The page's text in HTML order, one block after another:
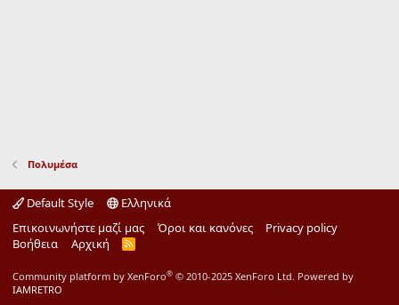
Πολυμέσα
Default Style
Ελληνικά
Επικοινωνήστε μαζί μας
Όροι και κανόνες
Privacy policy
Βοήθεια
Αρχική
R
Community platform by XenForo® © 2010-2025 XenForo Ltd. Powered by
IAMRETRO